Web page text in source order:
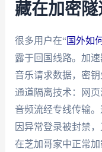
藏在加密
很多用户在“国外如
露于回国线路。加
音乐请求数据，密
通道隔离技术：网
音频流经专线传输
因异常登录被封禁
在芝加哥家中正常加